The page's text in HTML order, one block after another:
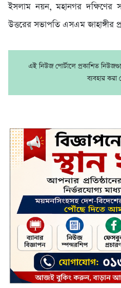
ইসলাম নয়ন, মহানগর
উত্তরের সভাপতি এসএম জাহাঙ্গীর
এই নিউজ পোর্টালে প্রকাশিত
ব্যবহার করা